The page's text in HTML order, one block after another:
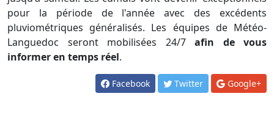
pour la période de l'année avec des excédents
pluviométriques généralisés. Les équipes de Météo-
Languedoc seront mobilisées 24/7 afin de vous
informer en temps réel.
Facebook Twitter Google+